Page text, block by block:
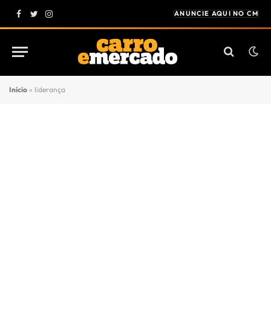
Facebook
Twitter
Instagram
ANUNCIE AQUI NO CM
Início » liderança